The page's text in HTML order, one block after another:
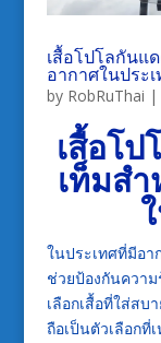
เสื้อโปโลกันแ
อากาศในประ
by RobRuThai |
เสื้อโ
เท็มส
ในประเทศที่มีอา
ช่วยป้องกันควา
เลือกเสื้อที่ใส่สบ
ถือเป็นตัวเลือกที่